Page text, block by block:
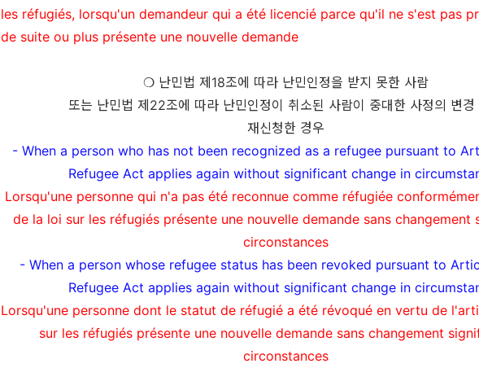
les réfugiés, lorsqu'un demandeur qui a été licencié parce qu'il ne s'est pas
de suite ou plus présente une nouvelle demande
❍ 난민법 제 18조에 따라 난민인정을 받지 못한 사람
또는 난민법 제 22조에 따라 난민인정이 취소된 사람이 중대한 사정의 변경
재신청한 경우
- When a person who has not been recognized as a refugee pursuant to
Refugee Act applies again without significant change in
Lorsqu'une personne qui n'a pas été reconnue comme réfugiée
de la loi sur les réfugiés présente une nouvelle demande sans changement
circonstances
- When a person whose refugee status has been revoked pursuant to
Refugee Act applies again without significant change in
Lorsqu'une personne dont le statut de réfugié a été révoqué en vertu de
sur les réfugiés présente une nouvelle demande sans changement
circonstances